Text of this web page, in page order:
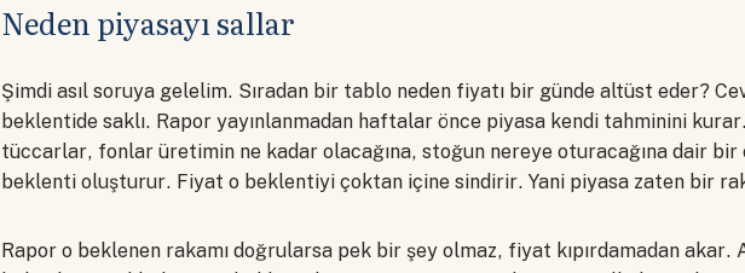
Neden piyasayı sallar
Şimdi asıl soruya gelelim. Sıradan bir tablo neden fiyatı bir günde altüst eder?
beklentide saklı. Rapor yayınlanmadan haftalar önce piyasa kendi tahminini
tüccarlar, fonlar üretimin ne kadar olacağına, stoğun nereye oturacağına dair
beklenti oluşturur. Fiyat o beklentiyi çoktan içine sindirir. Yani piyasa zaten bir
Rapor o beklenen rakamı doğrularsa pek bir şey olmaz, fiyat kıpırdamadan akar.